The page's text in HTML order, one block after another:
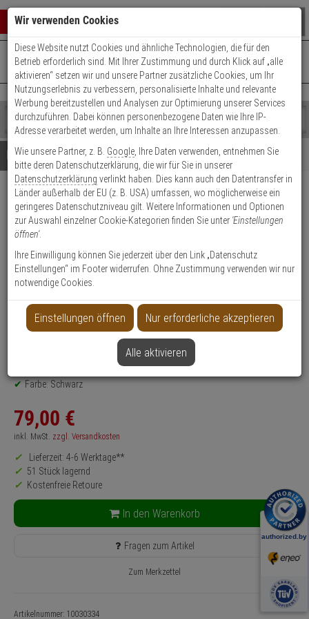
0 ARTIKEL IM WARENKORB
Ihr Warenkorb ist momentan leer.
Ergebnisse ()
Fertig
Shop
durchsuchen
Bitte
geben
Sie
mindestens
Zeichen
ein,
um
Suche
Es
wurde
noch
Kategorien
Suche
gestartet
+49 (0)821 899 493-0Mo. - Do.: 8:00 - 16:30 | Fr.: 8:00 - 14:00 Uhr
Kontaktservice nutzen
Details Beratung
Eneo VM-LCDWMB2 Universal
Wandhalterung
Produktmerkmale
Datenblatt drucken
Produktinformationen
Halterung, Zubehörartikel
Montageart: Wandmontage
Anwendung: Videoüberwachung
Farbe: Schwarz
79,00 €
inkl. MwSt. zzgl. Versandkosten
Lieferzeit: 4-6 Werktage**
51 Stück lagernd
Kostenfreie Retoure
In den Warenkorb
Fragen zum Artikel
Zum Merkzettel
Artikelnummer: 10030334
Wir verwenden Cookies
Diese Website nutzt Cookies und ähnliche Technologien, die für den
Betrieb erforderlich sind. Mit Ihrer Zustimmung und durch Klick auf „alle
aktivieren“ setzen wir und unsere Partner zusätzliche Cookies, um Ihr
Nutzungserlebnis zu verbessern, personalisierte Inhalte und relevante
Werbung bereitzustellen und Analysen zur Optimierung unserer Services
durchzuführen. Dabei können personenbezogene Daten wie Ihre IP-
Adresse verarbeitet werden, um Inhalte an Ihre Interessen anzupassen.
Wie unsere Partner, z. B. Google , Ihre Daten verwenden, entnehmen Sie
bitte deren Datenschutzerklärung, die wir für Sie in unserer
Datenschutzerklärung verlinkt haben. Dies kann auch den Datentransfer in
Länder außerhalb der EU (z. B. USA) umfassen, wo möglicherweise ein
geringeres Datenschutzniveau gilt. Weitere Informationen und Optionen
zur Auswahl einzelner Cookie-Kategorien finden Sie unter 'Einstellungen
öffnen'.
Ihre Einwilligung können Sie jederzeit über den Link „Datenschutz
Einstellungen“ im Footer widerrufen. Ohne Zustimmung verwenden wir nur
notwendige Cookies.
Einstellungen öffnen Nur erforderliche akzeptieren
Alle aktivieren